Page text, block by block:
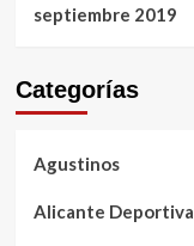
septiembre 2019
Categorías
Agustinos
Alicante Deportiva